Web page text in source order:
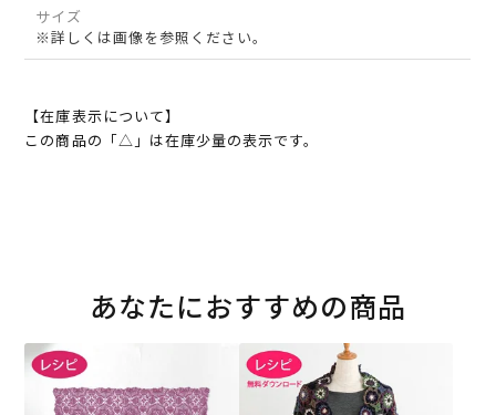
サイズ
※詳しくは画像を参照ください。
【在庫表示について】
この商品の「△」は在庫少量の表示です。
あなたにおすすめの商品